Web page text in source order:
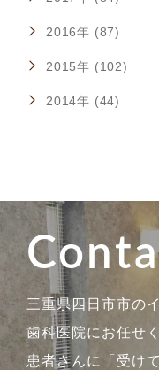
2016年 (87)
2015年 (102)
2014年 (44)
三重県四日市市の
歯科医院にお任せ
患者さんに「受け